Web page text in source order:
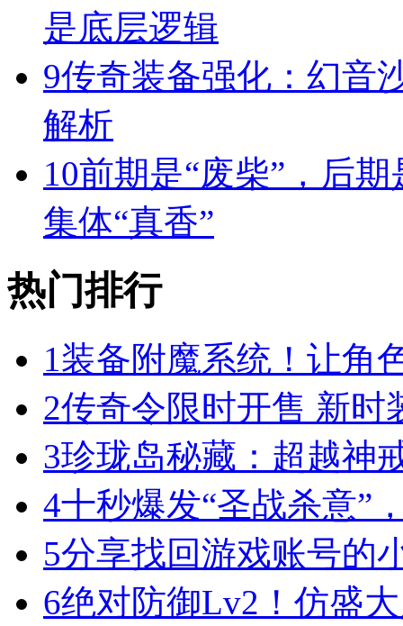
是底层逻辑
9传奇装备强化：幻音
解析
10前期是“废柴”，后
集体“真香”
热门排行
1装备附魔系统！让角
2传奇令限时开售 新时
3珍珑岛秘藏：超越神
4十秒爆发“圣战杀意”
5分享找回游戏账号的
6绝对防御Lv2！仿盛